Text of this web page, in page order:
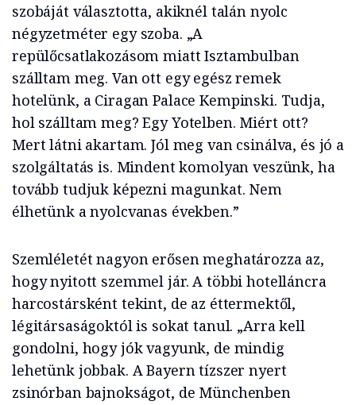
szobáját választotta, akiknél talán nyolc
négyzetméter egy szoba. „A
repülőcsatlakozásom miatt Isztambulban
szálltam meg. Van ott egy egész remek
hotelünk, a Ciragan Palace Kempinski. Tudja,
hol szálltam meg? Egy Yotelben. Miért ott?
Mert látni akartam. Jól meg van csinálva, és jó a
szolgáltatás is. Mindent komolyan veszünk, ha
tovább tudjuk képezni magunkat. Nem
élhetünk a nyolcvanas években.”
Szemléletét nagyon erősen meghatározza az,
hogy nyitott szemmel jár. A többi hotelláncra
harcostársként tekint, de az éttermektől,
légitársaságoktól is sokat tanul. „Arra kell
gondolni, hogy jók vagyunk, de mindig
lehetünk jobbak. A Bayern tízszer nyert
zsinórban bajnokságot, de Münchenben